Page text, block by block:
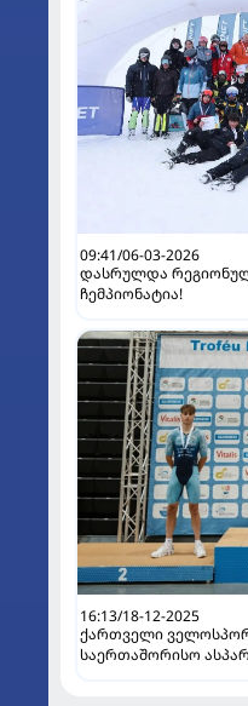
09:41/06-03-2026
დასრულდა
ჩემპიონატია!
16:13/18-12-2025
ქართველი
საერთაშორისო